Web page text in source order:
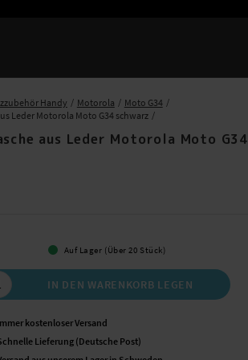
Handy Motorola
Moto G34
Leder Motorola Moto G34 schwarz
aus Leder Motorola Moto G34
Auf Lager (Über 20 Stück)
IN DEN WARENKORB LEGEN
kostenloser Versand
Lieferung (Deutsche Post)